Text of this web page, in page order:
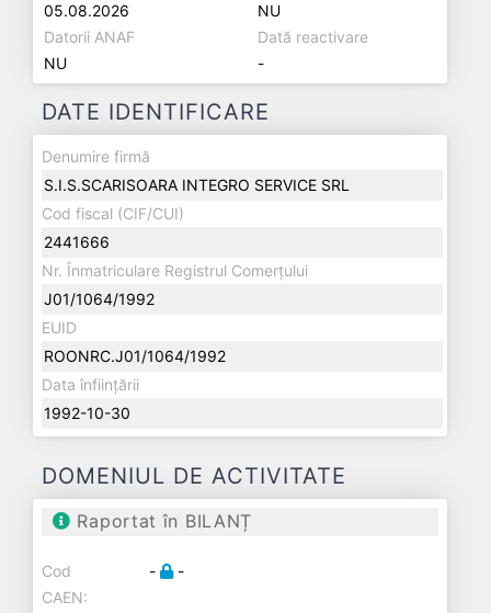
05.08.2026
NU
Datorii ANAF
NU
Dată reactivare
-
DATE IDENTIFICARE
Denumire firmă
S.I.S.SCARISOARA INTEGRO SERVICE SRL
Cod fiscal (CIF/CUI)
2441666
Nr. Înmatriculare Registrul Comerțului
J01/1064/1992
EUID
ROONRC.J01/1064/1992
Data înființării
1992-10-30
DOMENIUL DE ACTIVITATE
Raportat în BILANȚ
Cod
CAEN:
- -